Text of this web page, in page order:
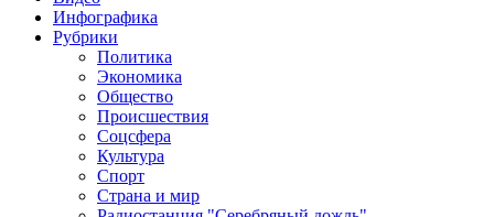
Инфографика
Рубрики
Политика
Экономика
Общество
Происшествия
Соцсфера
Культура
Спорт
Страна и мир